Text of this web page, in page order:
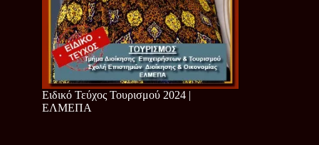
Ειδικό Τεύχος Τουρισμού 2024 |
ΕΛΜΕΠΑ